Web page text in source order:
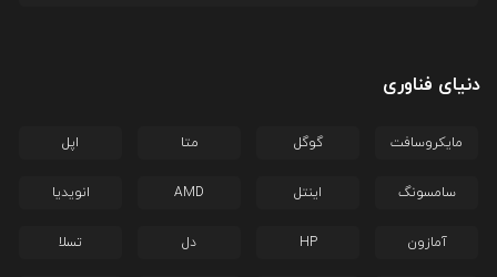
دنیای فناوری
مایکروسافت گوگل متا اپل
سامسونگ اینتل AMD انویدیا
آمازون HP دل تسلا